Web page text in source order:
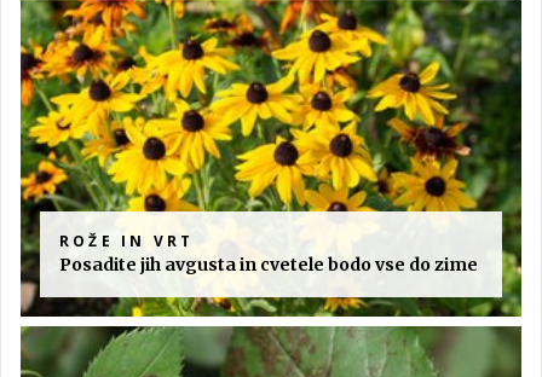
ROŽE IN VRT
Posadite jih avgusta in cvetele bodo vse do zime